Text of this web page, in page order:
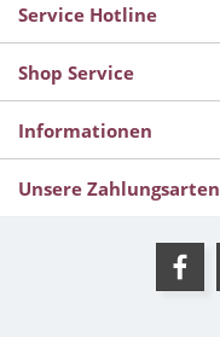
Service Hotline
Shop Service
Informationen
Unsere Zahlungsarten